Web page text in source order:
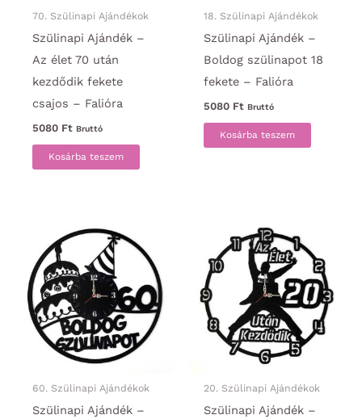
70. Szülinapi Ajándékok
Szülinapi Ajándék –
Az élet 70 után
kezdődik fekete
csajos – Falióra
5080 Ft Bruttó
Kosárba teszem
18. Szülinapi Ajándékok
Szülinapi Ajándék –
Boldog szülinapot 18
fekete – Falióra
5080 Ft Bruttó
Kosárba teszem
60. Szülinapi Ajándékok
Szülinapi Ajándék –
20. Szülinapi Ajándékok
Szülinapi Ajándék –